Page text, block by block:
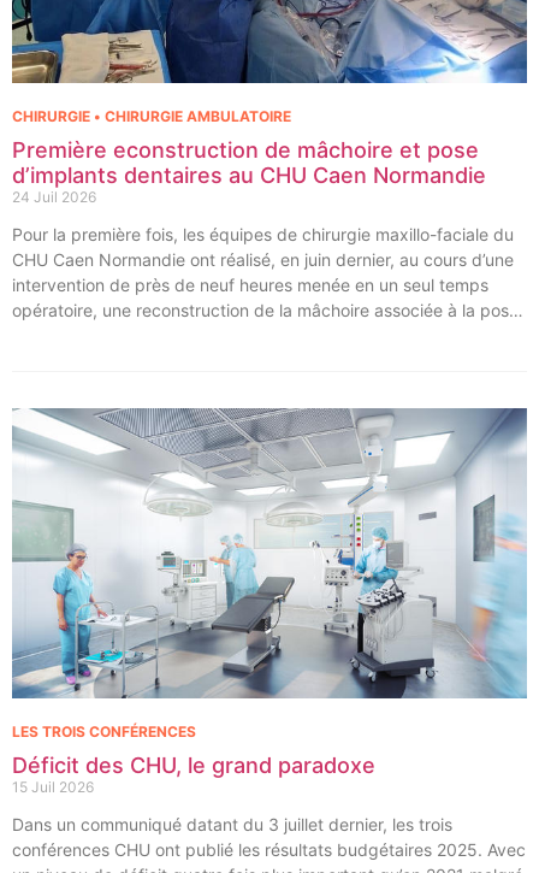
Première econstruction de mâchoire et pose
d’implants dentaires au CHU Caen Normandie
24 Juil 2026
CHIRURGIE • CHIRURGIE AMBULATOIRE
Pour la première fois, les équipes de chirurgie maxillo-faciale du
CHU Caen Normandie ont réalisé, en juin dernier, au cours d’une
intervention de près de neuf heures menée en un seul temps
opératoire, une reconstruction de la mâchoire associée à la pose
Déficit des CHU, le grand paradoxe
15 Juil 2026
LES TROIS CONFÉRENCES
Dans un communiqué datant du 3 juillet dernier, les trois
conférences CHU ont publié les résultats budgétaires 2025. Avec